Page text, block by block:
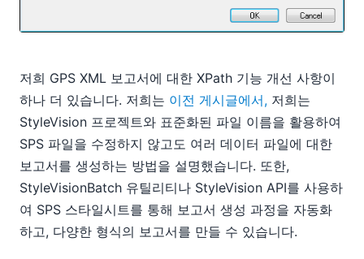
저희 GPS XML 보고서에 대한 XPath 기능 개선 사항이
하나 더 있습니다. 저희는 이전 게시글에서, 저희는
StyleVision 프로젝트와 표준화된 파일 이름을 활용하여
SPS 파일을 수정하지 않고도 여러 데이터 파일에 대한
보고서를 생성하는 방법을 설명했습니다. 또한,
StyleVisionBatch 유틸리티나 StyleVision API를 사용하
여 SPS 스타일시트를 통해 보고서 생성 과정을 자동화
하고, 다양한 형식의 보고서를 만들 수 있습니다.